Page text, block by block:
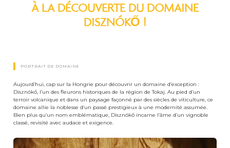
À LA DÉCOUVERTE DU DOMAINE
DISZNÓKŐ !
PORTRAIT DE DOMAINE
Aujourd’hui, cap sur la Hongrie pour découvrir un domaine d’exception :
Disznókő, l’un des fleurons historiques de la région de Tokaj. Au pied d’un
terroir volcanique et dans un paysage façonné par des siècles de viticulture, ce
domaine allie la noblesse d’un passé prestigieux à une modernité assumée.
Bien plus qu’un nom emblématique, Disznókő incarne l’âme d’un vignoble
classé, revisité avec audace et exigence.